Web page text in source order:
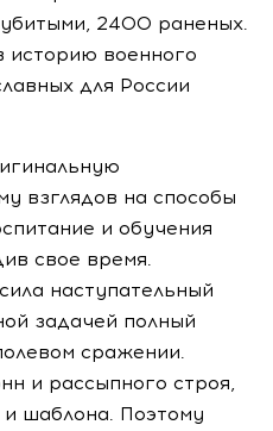
2400 раненых.
военного
для России
взглядов на способы
и обучения
свое время.
наступательный
задачей полный
сражении.
и рассыпного строя,
шаблона. Поэтому